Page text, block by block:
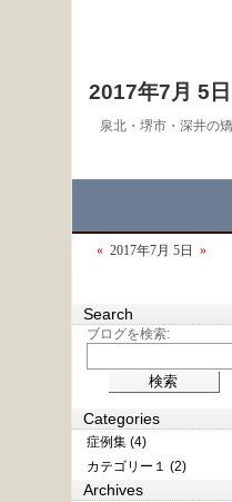
2017年7月 5日
泉北・堺市・深井の
« 2017年7月 5日 »
Search
ブログを検索:
Categories
症例集 (4)
カテゴリー１ (2)
Archives